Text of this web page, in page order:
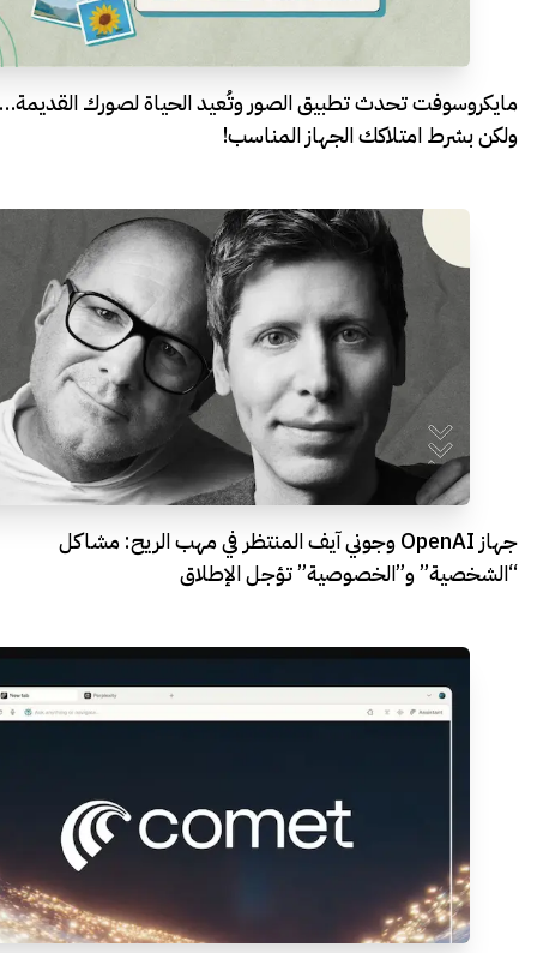
مايكروسوفت تحدث تطبيق الصور وتُعيد الحياة لصورك القديمة…
ولكن بشرط امتلاكك الجهاز المناسب!
جهاز OpenAI وجوني آيف المنتظر في مهب الريح: مشاكل
“الشخصية” و”الخصوصية” تؤجل الإطلاق